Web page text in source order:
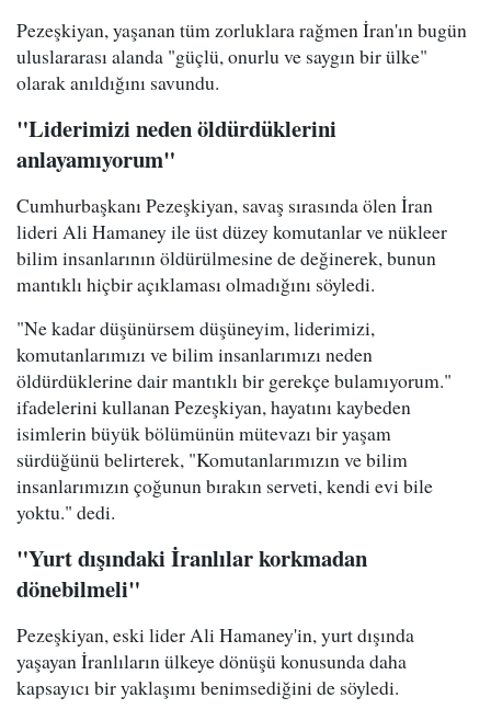
Pezeşkiyan, yaşanan tüm zorluklara rağmen İran'ın bugün
uluslararası alanda "güçlü, onurlu ve saygın bir ülke"
olarak anıldığını savundu.
"Liderimizi neden öldürdüklerini
anlayamıyorum"
Cumhurbaşkanı Pezeşkiyan, savaş sırasında ölen İran
lideri Ali Hamaney ile üst düzey komutanlar ve nükleer
bilim insanlarının öldürülmesine de değinerek, bunun
mantıklı hiçbir açıklaması olmadığını söyledi.
"Ne kadar düşünürsem düşüneyim, liderimizi,
komutanlarımızı ve bilim insanlarımızı neden
öldürdüklerine dair mantıklı bir gerekçe bulamıyorum."
ifadelerini kullanan Pezeşkiyan, hayatını kaybeden
isimlerin büyük bölümünün mütevazı bir yaşam
sürdüğünü belirterek, "Komutanlarımızın ve bilim
insanlarımızın çoğunun bırakın serveti, kendi evi bile
yoktu." dedi.
"Yurt dışındaki İranlılar korkmadan
dönebilmeli"
Pezeşkiyan, eski lider Ali Hamaney'in, yurt dışında
yaşayan İranlıların ülkeye dönüşü konusunda daha
kapsayıcı bir yaklaşımı benimsediğini de söyledi.